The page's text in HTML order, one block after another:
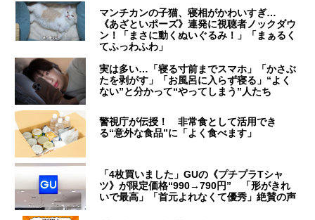
マンチカンの子猫、寝相がかわいすぎ…
《あざといポーズ》連発に視聴者ノックダウ
ン！「まさに動くぬいぐるみ！」「まぁるく
てふっわふわ」
実は多い…「寝る寸前までスマホ」「かさぶ
たを剥がす」「お風呂に入らず寝る」“よく
ない”と分かって“やってしまう”人たち
警視庁が伝授！ 非常食として活用でき
る“意外な食品”に「よく食べます」
「4枚買いました」GUの《プチプラTシャ
ツ》が限定価格“990→790円” 「形がきれ
いで最高」「首元よれなくて優秀」絶賛の声